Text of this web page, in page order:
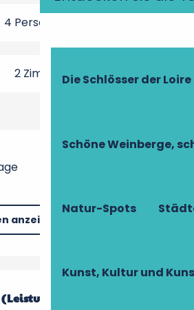
Die Schlösser der Loire
Schöne Weinberge,
Natur-Spots
Kunst, Kultur und
4 Person(en)
2 Zimmer
anzeigen